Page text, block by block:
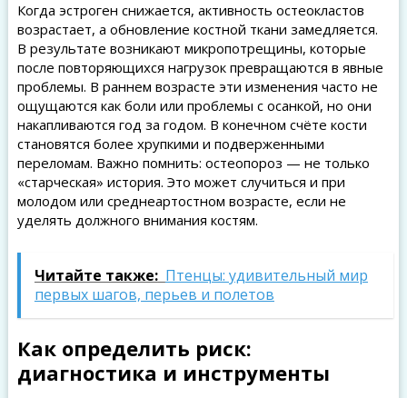
Когда эстроген снижается, активность остеокластов
возрастает, а обновление костной ткани замедляется.
В результате возникают микро­потрещины, которые
после повторяющихся нагрузок превращаются в явные
проблемы. В раннем возрасте эти изменения часто не
ощущаются как боли или проблемы с осанкой, но они
накапливаются год за годом. В конечном счёте кости
становятся более хрупкими и подверженными
переломам. Важно помнить: остеопороз — не только
«старческая» история. Это может случиться и при
молодом или среднеартостном возрасте, если не
уделять должного внимания костям.
Читайте также: Птенцы: удивительный мир
первых шагов, перьев и полетов
Как определить риск:
диагностика и инструменты